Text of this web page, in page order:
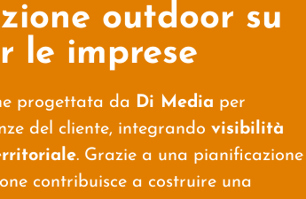
outdoor su
le imprese
progettata da Di Media per
del cliente, integrando visibilità
. Grazie a una pianificazione
contribuisce a costruire una